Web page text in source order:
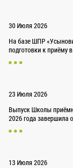
30 Июля 2026
На базе ШПР
подготовки к приёму
23 Июля 2026
Выпуск Школы
2026 года завершила
13 Июля 2026